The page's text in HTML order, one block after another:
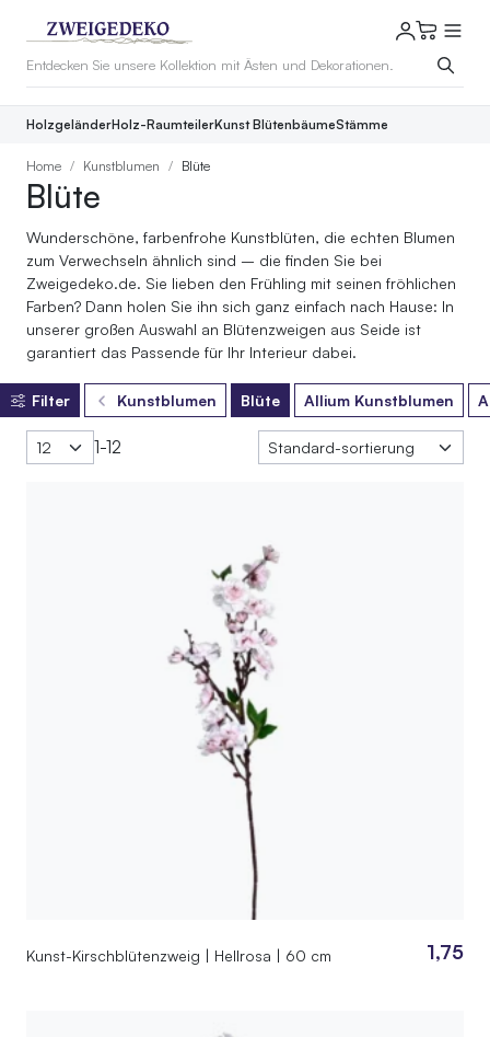
HolzgeländerHolz-RaumteilerKunst BlütenbäumeStämme
Home Kunstblumen Blüte
Blüte
Wunderschöne, farbenfrohe Kunstblüten, die echten Blumen
zum Verwechseln ähnlich sind – die finden Sie bei
Zweigedeko.de. Sie lieben den Frühling mit seinen fröhlichen
Farben? Dann holen Sie ihn sich ganz einfach nach Hause: In
unserer großen Auswahl an Blütenzweigen aus Seide ist
garantiert das Passende für Ihr Interieur dabei.
Filter Kunstblumen Blüte Allium Kunstblumen
1-12
Kunst-Kirschblütenzweig | Hellrosa | 60 cm 1,75